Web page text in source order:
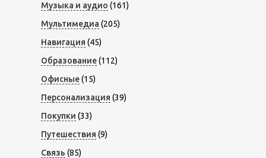
Музыка и аудио (161)
Мультимедиа (205)
Навигация (45)
Образование(112)
Офисные(15)
Персонализация (39)
Покупки (33)
Путешествия (9)
Связь (85)